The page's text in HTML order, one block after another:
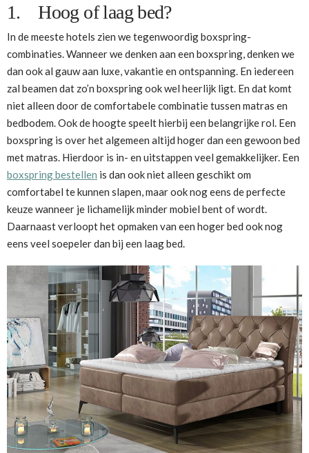
1. Hoog of laag bed?
In de meeste hotels zien we tegenwoordig boxspring-
combinaties. Wanneer we denken aan een boxspring, denken we
dan ook al gauw aan luxe, vakantie en ontspanning. En iedereen
zal beamen dat zo’n boxspring ook wel heerlijk ligt. En dat komt
niet alleen door de comfortabele combinatie tussen matras en
bedbodem. Ook de hoogte speelt hierbij een belangrijke rol. Een
boxspring is over het algemeen altijd hoger dan een gewoon bed
met matras. Hierdoor is in- en uitstappen veel gemakkelijker. Een
boxspring bestellen is dan ook niet alleen geschikt om
comfortabel te kunnen slapen, maar ook nog eens de perfecte
keuze wanneer je lichamelijk minder mobiel bent of wordt.
Daarnaast verloopt het opmaken van een hoger bed ook nog
eens veel soepeler dan bij een laag bed.